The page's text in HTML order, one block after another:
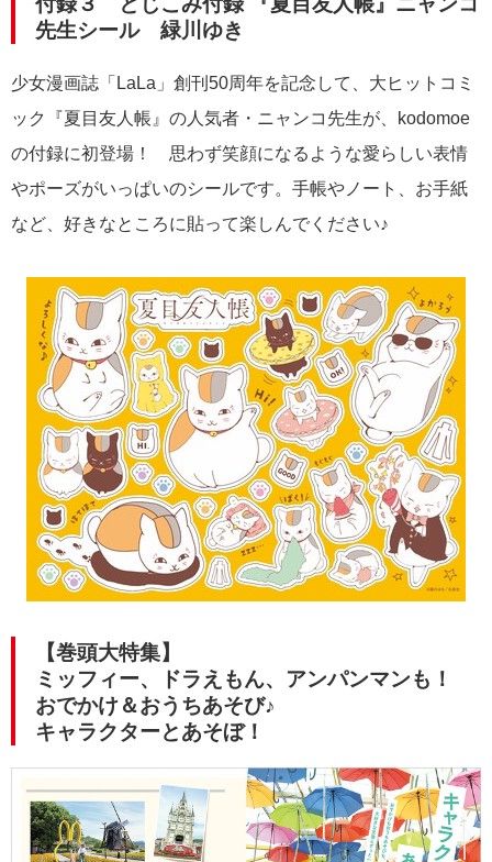
先生シール 緑川ゆき
少女漫画誌「LaLa」創刊50周年を記念して、大ヒットコミ
ック『夏目友人帳』の人気者・ニャンコ先生が、kodomoe
の付録に初登場！ 思わず笑顔になるような愛らしい表情
やポーズがいっぱいのシールです。手帳やノート、お手紙
など、好きなところに貼って楽しんでください♪
【巻頭大特集】
ミッフィー、ドラえもん、アンパンマンも！
おでかけ＆おうちあそび♪
キャラクターとあそぼ！